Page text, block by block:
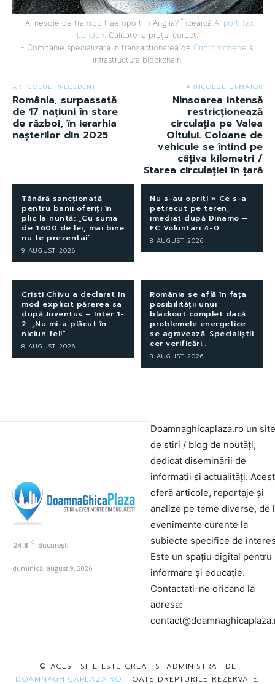
- Ai nevoie de transport aeroport in Anglia? Încearcă Airport Taxi
London . Calitate la prețul corect.
- Companie specializata in tranzactionarea de Criptomonede si
infrastructura blockchain.
ARTICOLUL PRECEDENT
România, surpassată
de 17 națiuni în stare
de război, în ierarhia
nașterilor din 2025
ARTICOLUL URMĂTOR
Ninsoarea intensă
restricționează
circulația pe Valea
Oltului. Coloane de
vehicule se întind pe
câțiva kilometri /
Starea circulației în țară
Tânără sancționată
pentru banii oferiți în
plic la nuntă: „Cu suma
de 1.600 de lei, mai bine
nu te prezentai”
9 AUGUST 2026
Nu s-au oprit! » Ce s-a
petrecut pe teren,
imediat după Dinamo –
FC Voluntari 4-0
8 AUGUST 2026
Cristi Chivu a declarat în
mod explicit părerea sa
după Juventus – Inter 1-
2: „Nu mi-a plăcut în
niciun fel!”
8 AUGUST 2026
România se află în fața
posibilității unui
blackout complet dacă
problemele energetice
se agravează. Specialiștii
cer verificări…
8 AUGUST 2026
24.8 C București
duminică, august 9, 2026
Doamnaghicaplaza.ro un site
de știri / blog de noutăți,
dedicat diseminării de
informații și actualități.
oferă articole, reportaje și
analize pe teme diverse, de
evenimente curente la
subiecte specifice de
Este un spațiu digital pentru
informare și educație.
Contactati-ne oricand la
adresa:
© ACEST SITE ESTE CREAT SI ADMINISTRAT DE
DOAMNAGHICAPLAZA.RO. TOATE DREPTURILE REZERVATE.